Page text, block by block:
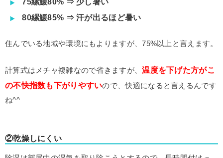
80縲鰀85% ⇒ 汗が出るほど暑い
住んでいる地域や環境にもよりますが、75%以上と言えます。
計算式はメチャ複雑なので省きますが、温度を下げた方がこ
の不快指数も下がりやすいので、快適になると言えるんです
ね^^
②乾燥しにくい